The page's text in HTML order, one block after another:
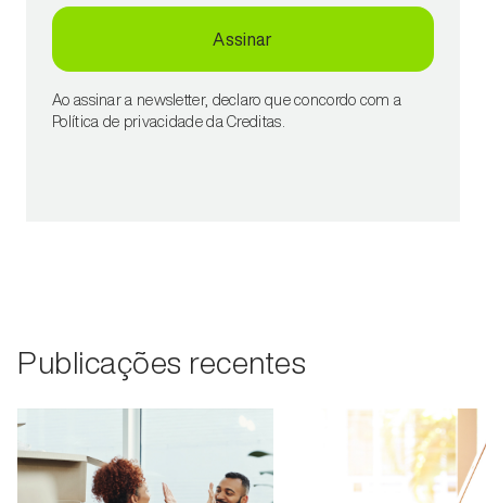
Assinar
Ao assinar a newsletter, declaro que concordo com a
Política de privacidade da Creditas.
Publicações recentes